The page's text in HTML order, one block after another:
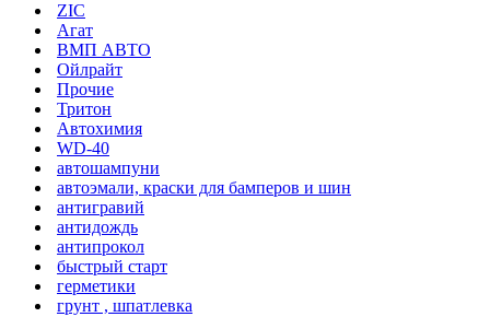
ZIC
Агат
ВМП АВТО
Ойлрайт
Прочие
Тритон
Автохимия
WD-40
автошампуни
автоэмали, краски для бамперов и шин
антигравий
антидождь
антипрокол
быстрый старт
герметики
грунт , шпатлевка